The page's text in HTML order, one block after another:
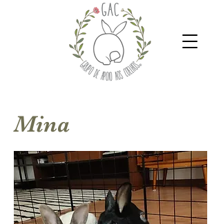
Mina